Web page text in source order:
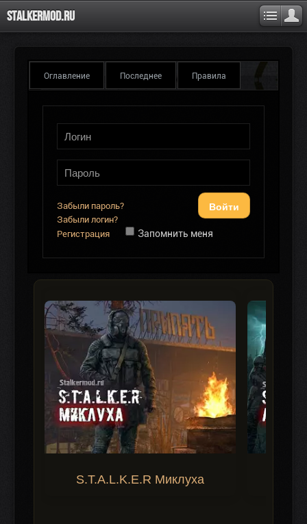
Stalkermod.ru
Оглавление Последнее Правила
Войти
Забыли пароль?
Забыли логин?
Регистрация
Запомнить меня
S.T.A.L.K.E.R Миклуха